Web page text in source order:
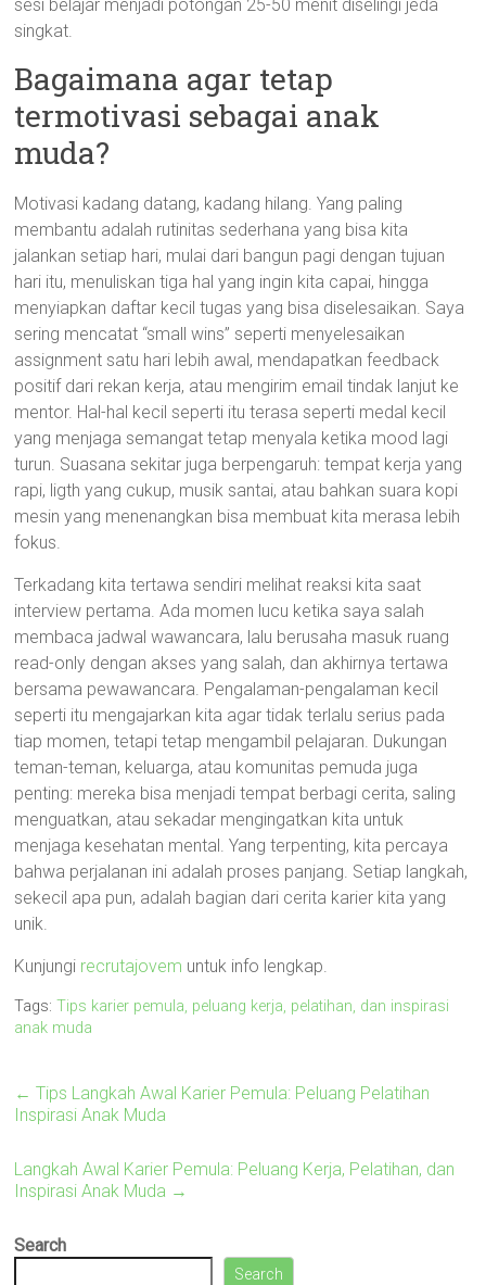
sesi belajar menjadi potongan 25-50 menit diselingi jeda
singkat.
Bagaimana agar tetap
termotivasi sebagai anak
muda?
Motivasi kadang datang, kadang hilang. Yang paling
membantu adalah rutinitas sederhana yang bisa kita
jalankan setiap hari, mulai dari bangun pagi dengan tujuan
hari itu, menuliskan tiga hal yang ingin kita capai, hingga
menyiapkan daftar kecil tugas yang bisa diselesaikan. Saya
sering mencatat “small wins” seperti menyelesaikan
assignment satu hari lebih awal, mendapatkan feedback
positif dari rekan kerja, atau mengirim email tindak lanjut ke
mentor. Hal-hal kecil seperti itu terasa seperti medal kecil
yang menjaga semangat tetap menyala ketika mood lagi
turun. Suasana sekitar juga berpengaruh: tempat kerja yang
rapi, ligth yang cukup, musik santai, atau bahkan suara kopi
mesin yang menenangkan bisa membuat kita merasa lebih
fokus.
Terkadang kita tertawa sendiri melihat reaksi kita saat
interview pertama. Ada momen lucu ketika saya salah
membaca jadwal wawancara, lalu berusaha masuk ruang
read-only dengan akses yang salah, dan akhirnya tertawa
bersama pewawancara. Pengalaman-pengalaman kecil
seperti itu mengajarkan kita agar tidak terlalu serius pada
tiap momen, tetapi tetap mengambil pelajaran. Dukungan
teman-teman, keluarga, atau komunitas pemuda juga
penting: mereka bisa menjadi tempat berbagi cerita, saling
menguatkan, atau sekadar mengingatkan kita untuk
menjaga kesehatan mental. Yang terpenting, kita percaya
bahwa perjalanan ini adalah proses panjang. Setiap langkah,
sekecil apa pun, adalah bagian dari cerita karier kita yang
unik.
Kunjungi recrutajovem untuk info lengkap.
Tags:Tips karier pemula, peluang kerja, pelatihan, dan inspirasi
anak muda
← Tips Langkah Awal Karier Pemula: Peluang Pelatihan
Inspirasi Anak Muda
Langkah Awal Karier Pemula: Peluang Kerja, Pelatihan, dan
Inspirasi Anak Muda →
Search
Search